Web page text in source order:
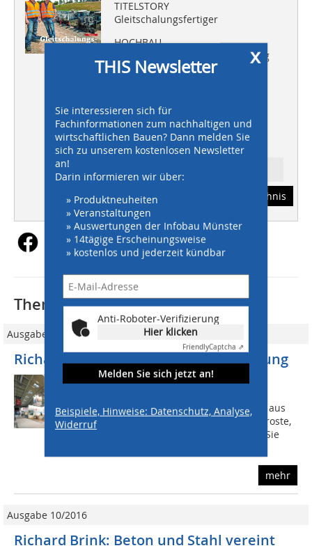
TITELSTORY
Gleitschalungsfertiger
HOCHBAU
Sanierende Bauwerksabdichtung
GALABAU
Maßgeschneiderte
Entwässerungssysteme
Abonnement Inhaltsverzeichnis
x
THIS Newsletter
Sie interessieren sich für
Fachinformationen zum nachhaltigen und
wirtschaftlichen Bauen? Dann melden Sie
sich zu unserem kostenlosen Newsletter
an!
Darin informieren wir über:
» Produktneuheiten
» Veranstaltungen
» Auswertungen der Infobau Münster
» 14tägige Erscheinungsweise
» kostenlos und jederzeit kündbar
Anti-Roboter-Verifizierung
Hier klicken
FriendlyCaptcha ⇗
Melden Sie sich jetzt an!
Beispiele, Hinweise: Datenschutz, Analyse,
Widerruf
Thematisch passende Artikel:
Ausgabe 11/2016
Richard Brink: Schwerlast-Entwässerung
Die Richard Brink GmbH & Co. KG
Schwerlastentwässerungsrinne Fortis aus
Beton, die durch hochwertige Abdeckroste,
z. B. aus Edelstahl, aufgewertet wird. Sie
mehr
Ausgabe 10/2016
Richard Brink: Beton und Stahl vereint